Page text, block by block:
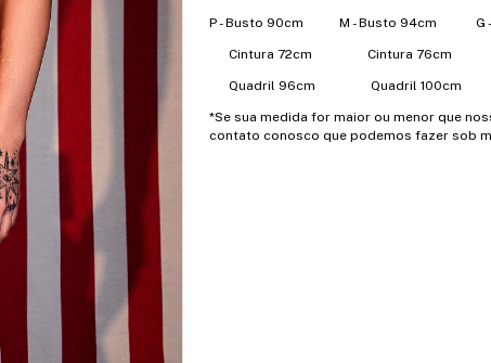
P - Busto 90cm M - Busto 94cm G
Cintura 72cm Cintura 76cm
Quadril 96cm Quadril 100cm
*Se sua medida for maior ou menor que
contato conosco que podemos fazer sob